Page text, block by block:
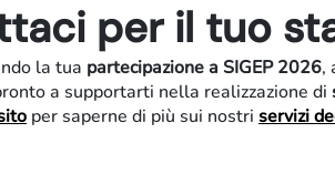
Retail
per il tuo
la tua partecipazione a SIGEP 2026,
a supportarti nella realizzazione di
per saperne di più sui nostri servizi